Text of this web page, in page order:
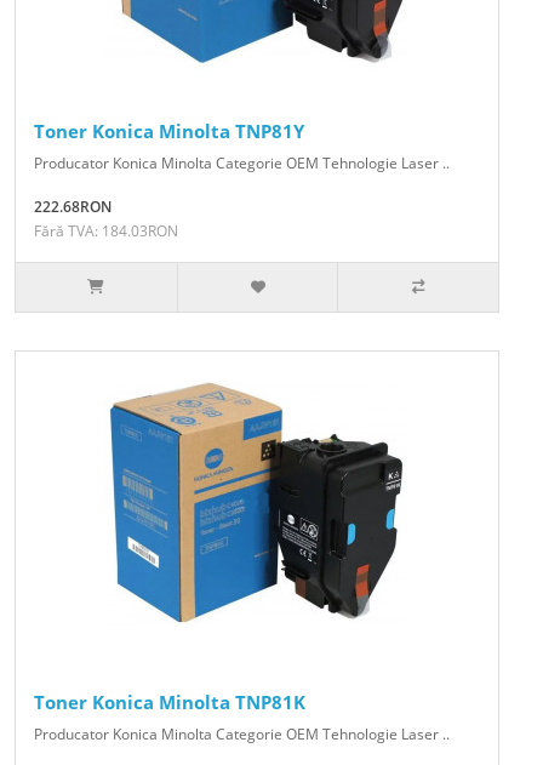
Toner Konica Minolta TNP81Y
Producator Konica Minolta Categorie OEM Tehnologie Laser ..
222.68RON
Fără TVA: 184.03RON
Toner Konica Minolta TNP81K
Producator Konica Minolta Categorie OEM Tehnologie Laser ..